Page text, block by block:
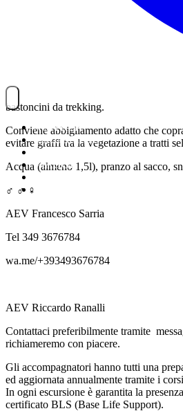
NOITREK
ESCURSIONI
GIORNALIERI
VIAGGI
STAFF
bastoncini da trekking.
Conviene abbigliamento adatto che
evitare graffi tra la vegetazione a tratti
Acqua (almeno 1,5l), pranzo al sacco,
‍♂️ ‍♂️ ‍♀️
AEV Francesco Sarria
Tel 349 3676784
wa.me/+393493676784
AEV Riccardo Ranalli
Contattaci preferibilmente tramite
richiameremo con piacere.
Gli accompagnatori hanno tutti una
ed aggiornata annualmente tramite i
In ogni escursione è garantita la
certificato BLS (Base Life Support).